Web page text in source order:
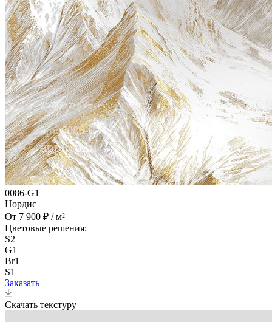
0086-G1
Нордис
От 7 900 ₽ / м²
Цветовые решения:
S2
G1
Br1
S1
Заказать
Скачать текстуру